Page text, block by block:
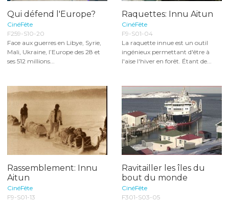
Qui défend l'Europe?
CinéFête
F259-S10-20
Face aux guerres en Libye, Syrie,
Mali, Ukraine, l’Europe des 28 et
ses 512 millions...
Raquettes: Innu Aitun
CinéFête
F9-S01-04
La raquette innue est un outil
ingénieux permettant d'être à
l'aise l'hiver en forêt. Étant de...
Rassemblement: Innu
Aitun
CinéFête
F9-S01-13
Ravitailler les îles du
bout du monde
CinéFête
F301-S03-05